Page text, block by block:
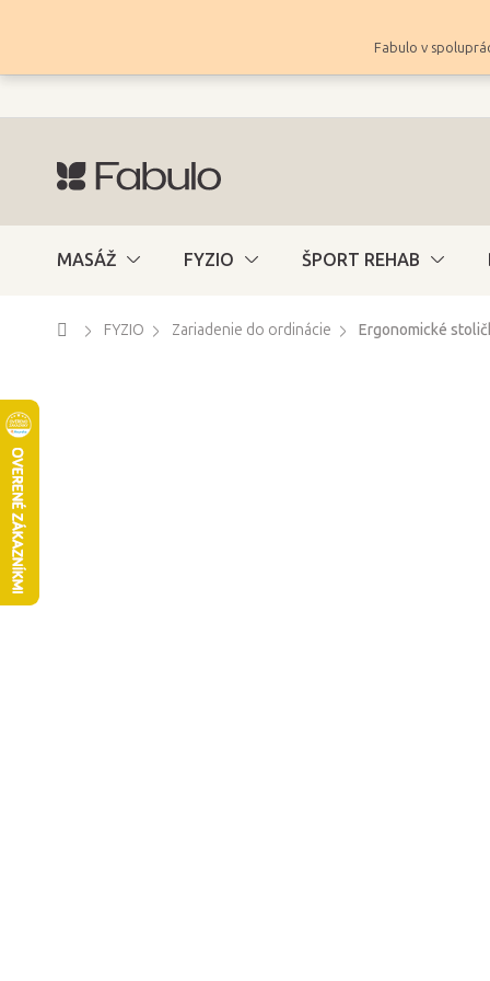
Fabulo v
MASÁŽ FYZIO ŠPORT REHAB
DomovFYZIO Zariadenie do ordinácie Ergonomické